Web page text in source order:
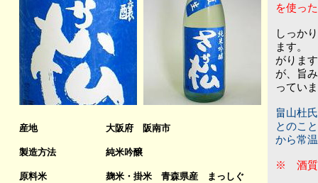
産地
製造方法
原料米
大阪府 阪南市
純米吟醸
麹米・掛米 青森県産 まっしぐ
を使っ
しっか
ます。
がりま
が、旨
ってい
畠山杜
とのこ
から常
※ 酒質